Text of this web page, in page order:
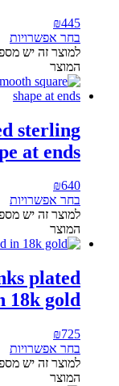
₪445
בחר אפשרויות
למוצר זה יש
המוצר
sterling
at ends
₪640
בחר אפשרויות
למוצר זה יש
המוצר
plated
18k gold
₪725
בחר אפשרויות
למוצר זה יש
המוצר